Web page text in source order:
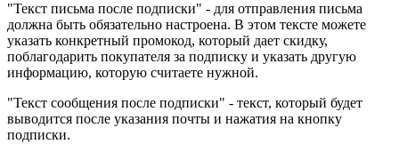
"Текст письма после подписки" - для отправления письма
должна быть обязательно настроена. В этом тексте можете
указать конкретный промокод, который дает скидку,
поблагодарить покупателя за подписку и указать другую
информацию, которую считаете нужной.
"Текст сообщения после подписки" - текст, который будет
выводится после указания почты и нажатия на кнопку
подписки.